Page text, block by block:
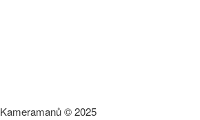
© 2025